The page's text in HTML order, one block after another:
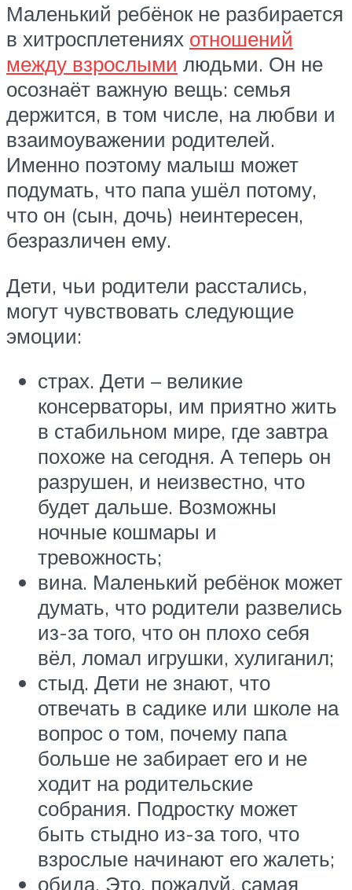
Маленький ребёнок не разбирается
в хитросплетениях отношений
между взрослыми людьми. Он не
осознаёт важную вещь: семья
держится, в том числе, на любви и
взаимоуважении родителей.
Именно поэтому малыш может
подумать, что папа ушёл потому,
что он (сын, дочь) неинтересен,
безразличен ему.
Дети, чьи родители расстались,
могут чувствовать следующие
эмоции:
страх. Дети – великие
консерваторы, им приятно жить
в стабильном мире, где завтра
похоже на сегодня. А теперь он
разрушен, и неизвестно, что
будет дальше. Возможны
ночные кошмары и
тревожность;
вина. Маленький ребёнок может
думать, что родители развелись
из-за того, что он плохо себя
вёл, ломал игрушки, хулиганил;
стыд. Дети не знают, что
отвечать в садике или школе на
вопрос о том, почему папа
больше не забирает его и не
ходит на родительские
собрания. Подростку может
быть стыдно из-за того, что
взрослые начинают его жалеть;
обида. Это, пожалуй, самая